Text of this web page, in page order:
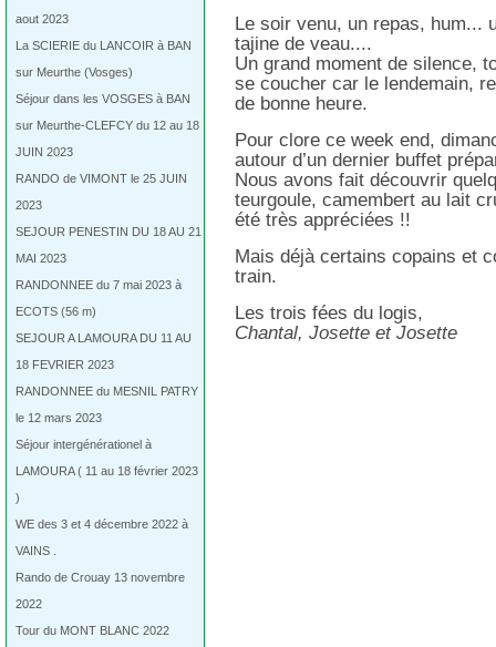
aout 2023
La SCIERIE du LANCOIR à BAN
sur Meurthe (Vosges)
Séjour dans les VOSGES à BAN
sur Meurthe-CLEFCY du 12 au 18
JUIN 2023
RANDO de VIMONT le 25 JUIN
2023
SEJOUR PENESTIN DU 18 AU 21
MAI 2023
RANDONNEE du 7 mai 2023 à
ECOTS (56 m)
SEJOUR A LAMOURA DU 11 AU
18 FEVRIER 2023
RANDONNEE du MESNIL PATRY
le 12 mars 2023
Séjour intergénérationel à
LAMOURA ( 11 au 18 février 2023
)
WE des 3 et 4 décembre 2022 à
VAINS .
Rando de Crouay 13 novembre
2022
Tour du MONT BLANC 2022
Le soir venu, un repas, hum...
tajine de veau....
Un grand moment de silence,
se coucher car le lendemain,
de bonne heure.
Pour clore ce week end,
autour d’un dernier buffet
Nous avons fait découvrir
teurgoule, camembert au lait
été très appréciées !!
Mais déjà certains copains et
train.
Les trois fées du logis,
Chantal, Josette et Josette